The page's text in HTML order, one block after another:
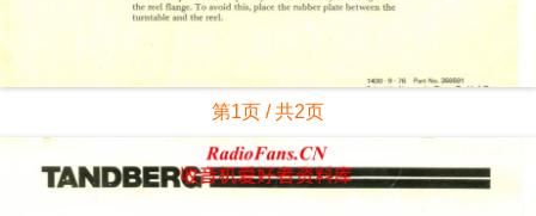
第1页 / 共2页